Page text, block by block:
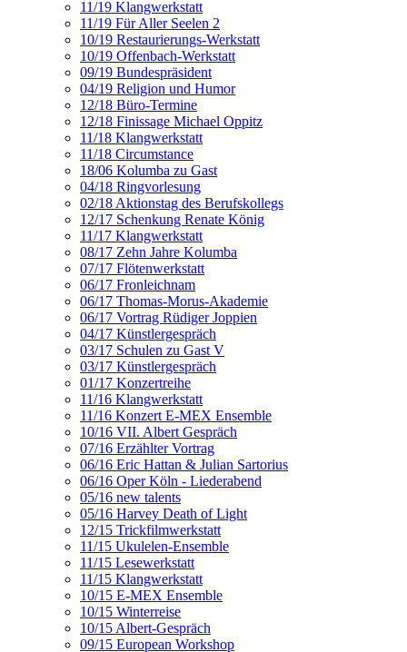
11/19 Klangwerkstatt
11/19 Für Aller Seelen 2
10/19 Restaurierungs-Werkstatt
10/19 Offenbach-Werkstatt
09/19 Bundespräsident
04/19 Religion und Humor
12/18 Büro-Termine
12/18 Finissage Michael Oppitz
11/18 Klangwerkstatt
11/18 Circumstance
18/06 Kolumba zu Gast
04/18 Ringvorlesung
02/18 Aktionstag des Berufskollegs
12/17 Schenkung Renate König
11/17 Klangwerkstatt
08/17 Zehn Jahre Kolumba
07/17 Flötenwerkstatt
06/17 Fronleichnam
06/17 Thomas-Morus-Akademie
06/17 Vortrag Rüdiger Joppien
04/17 Künstlergespräch
03/17 Schulen zu Gast V
03/17 Künstlergespräch
01/17 Konzertreihe
11/16 Klangwerkstatt
11/16 Konzert E-MEX Ensemble
10/16 VII. Albert Gespräch
07/16 Erzählter Vortrag
06/16 Eric Hattan & Julian Sartorius
06/16 Oper Köln - Liederabend
05/16 new talents
05/16 Harvey Death of Light
12/15 Trickfilmwerkstatt
11/15 Ukulelen-Ensemble
11/15 Lesewerkstatt
11/15 Klangwerkstatt
10/15 E-MEX Ensemble
10/15 Winterreise
10/15 Albert-Gespräch
09/15 European Workshop